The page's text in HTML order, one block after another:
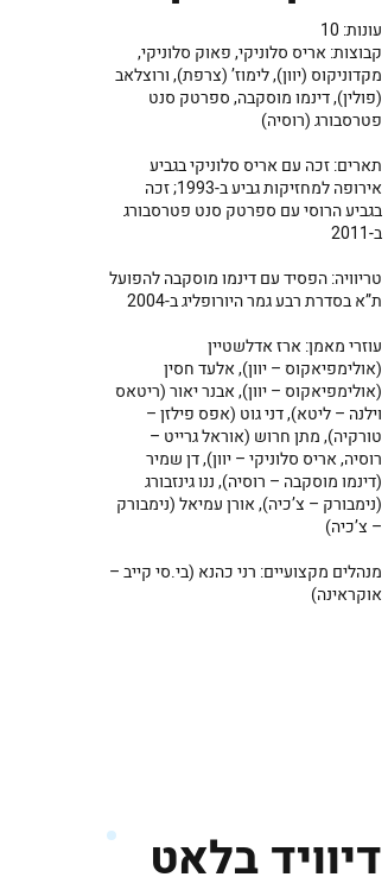
עונות: 10
קבוצות: אריס סלוניקי, פאוק סלוניקי,
מקדוניקוס (יוון), לימוז’ (צרפת), ורוצלאב
(פולין), דינמו מוסקבה, ספרטק סנט
פטרסבורג (רוסיה)
תארים: זכה עם אריס סלוניקי בגביע
אירופה למחזיקות גביע ב-1993; זכה
בגביע הרוסי עם ספרטק סנט פטרסבורג
ב-2011
טריוויה: הפסיד עם דינמו מוסקבה להפועל
ת”א בסדרת רבע גמר היורופליג ב-2004
עוזרי מאמן: ארז אדלשטיין
(אולימפיאקוס – יוון), אלעד חסין
(אולימפיאקוס – יוון), אבנר יאור (ריטאס
וילנה – ליטא), דני גוט (אפס פילזן –
טורקיה), מתן חרוש (אוראל גרייט –
רוסיה, אריס סלוניקי – יוון), דן שמיר
(דינמו מוסקבה – רוסיה), ננו גינזבורג
(נימבורק – צ’כיה), אורן עמיאל (נימבורק
– צ’כיה)
מנהלים מקצועיים: רני כהנא (בי.סי קייב –
אוקראינה)
דיוויד בלאט